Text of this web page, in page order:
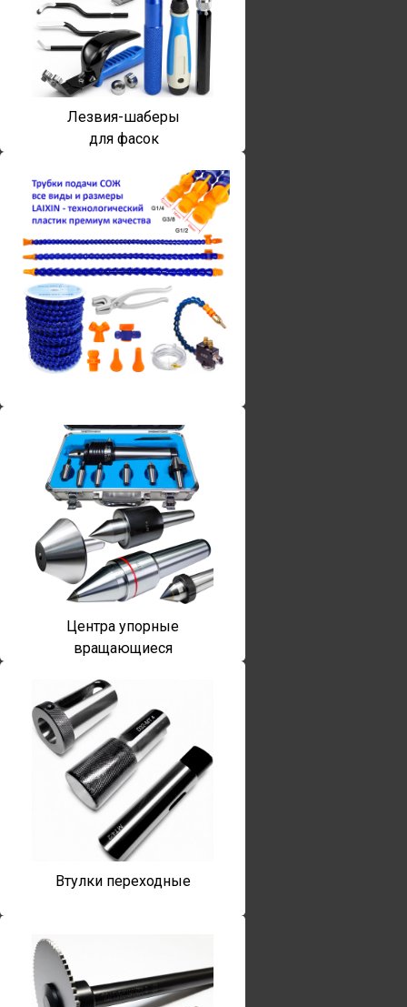
Лезвия-шаберы
для фасок
Винты torx
Центра упорные
вращающиеся
Втулки переходные